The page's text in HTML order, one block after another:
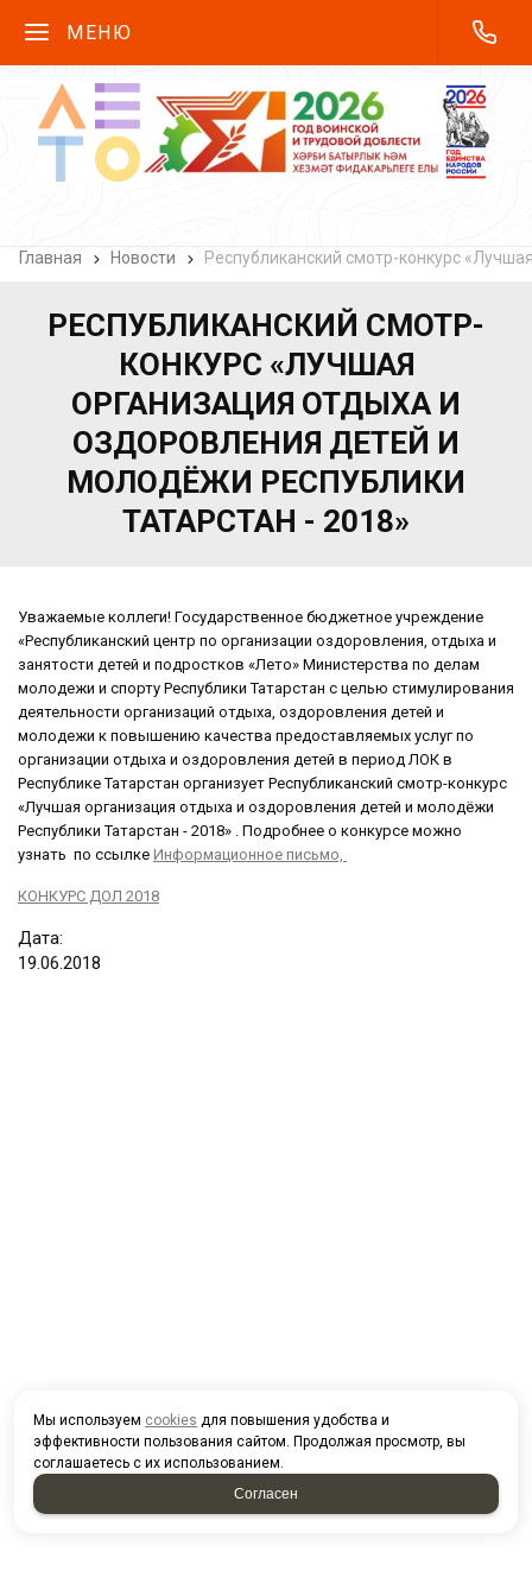
МЕНЮ
Главная Новости Республиканский смотр-конкурс
РЕСПУБЛИКАНСКИЙ СМОТР-
КОНКУРС «ЛУЧШАЯ
ОРГАНИЗАЦИЯ ОТДЫХА И
ОЗДОРОВЛЕНИЯ ДЕТЕЙ И
МОЛОДЁЖИ РЕСПУБЛИКИ
ТАТАРСТАН - 2018»
Уважаемые коллеги! Государственное бюджетное учреждение
«Республиканский центр по организации оздоровления, отдыха и
занятости детей и подростков «Лето» Министерства по делам
молодежи и спорту Республики Татарстан с целью стимулирования
деятельности организаций отдыха, оздоровления детей и
молодежи к повышению качества предоставляемых услуг по
организации отдыха и оздоровления детей в период ЛОК в
Республике Татарстан организует Республиканский смотр-конкурс
«Лучшая организация отдыха и оздоровления детей и молодёжи
Республики Татарстан - 2018» . Подробнее о конкурсе можно
узнать по ссылке Информационное письмо,
КОНКУРС ДОЛ 2018
Дата:
19.06.2018
Мы используем cookies для повышения удобства и
эффективности пользования сайтом. Продолжая просмотр, вы
соглашаетесь с их использованием.
Согласен